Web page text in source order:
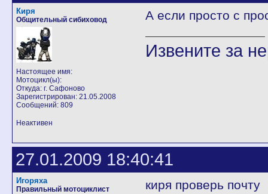
Киря
Общительный сибиховод
Настоящее имя:
Мотоцикл(ы):
Откуда: г. Сафоново
Зарегистрирован: 21.05.2008
Сообщений: 809
А если просто с
Извените за
Неактивен
27.01.2009 18:40:41
Игоряха
Правильный мотоциклист
киря проверь почту